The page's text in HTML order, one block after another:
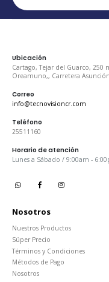
Ubicación
Cartago, Tejar del Guarco, 250
Oreamuno,, Carretera
Correo
info@tecnovisioncr.com
Teléfono
25511160
Horario de atención
Lunes a Sábado / 9:00am -
Nosotros
Nuestros Productos
Súper Precio
Términos y Condiciones
Métodos de Pago
Nosotros